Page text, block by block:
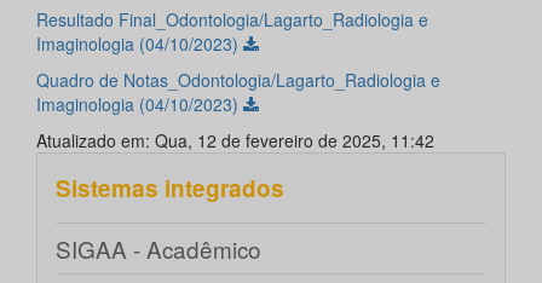
Resultado Final_Odontologia/Lagarto_Radiologia e
Imaginologia (04/10/2023)
Quadro de Notas_Odontologia/Lagarto_Radiologia e
Imaginologia (04/10/2023)
Atualizado em: Qua, 12 de fevereiro de 2025, 11:42
Sistemas integrados
SIGAA - Acadêmico